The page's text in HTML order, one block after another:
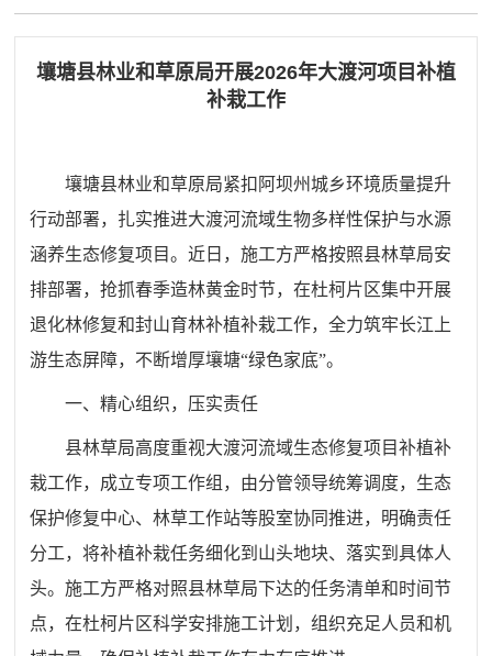
壤塘县林业和草原局开展2026年大渡河项目补植
补栽工作
壤塘县林业和草原局紧扣阿坝州城乡环境质量提升
行动部署，扎实推进大渡河流域生物多样性保护与水源
涵养生态修复项目。近日，施工方严格按照县林草局安
排部署，抢抓春季造林黄金时节，在杜柯片区集中开展
退化林修复和封山育林补植补栽工作，全力筑牢长江上
游生态屏障，不断增厚壤塘“绿色家底”。
一、精心组织，压实责任
县林草局高度重视大渡河流域生态修复项目补植补
栽工作，成立专项工作组，由分管领导统筹调度，生态
保护修复中心、林草工作站等股室协同推进，明确责任
分工，将补植补栽任务细化到山头地块、落实到具体人
头。施工方严格对照县林草局下达的任务清单和时间节
点，在杜柯片区科学安排施工计划，组织充足人员和机